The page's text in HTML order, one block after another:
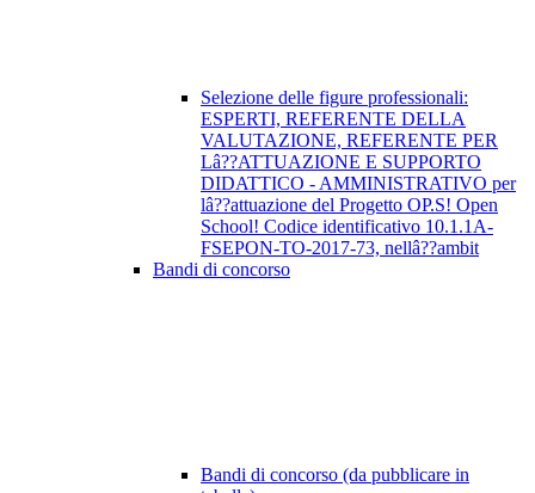
Selezione delle figure professionali:
ESPERTI, REFERENTE DELLA
VALUTAZIONE, REFERENTE PER
Lâ??ATTUAZIONE E SUPPORTO
DIDATTICO - AMMINISTRATIVO per
lâ??attuazione del Progetto OP.S! Open
School! Codice identificativo 10.1.1A-
FSEPON-TO-2017-73, nellâ??ambit
Bandi di concorso
Bandi di concorso (da pubblicare in